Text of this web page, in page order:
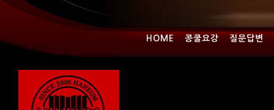
HOME 콩쿨요강 질문답변